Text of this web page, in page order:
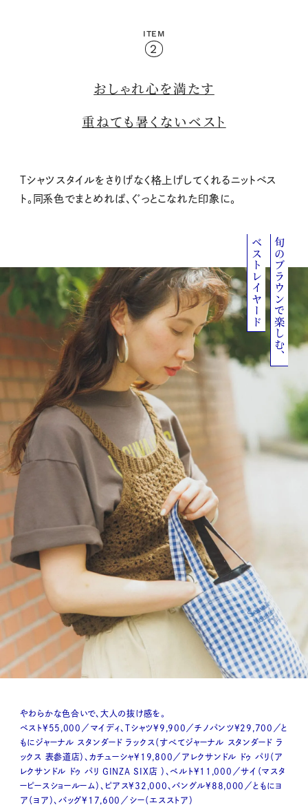
ITEM
2
おしゃれ心を満たす
重ねても暑くないベスト
Tシャツスタイルをさりげなく格上げしてくれるニットベス
ト。同系色でまとめれば、ぐっとこなれた印象に。
旬のブラウンで楽しむ、
ベストレイヤード
やわらかな色合いで、大人の抜け感を。
ベスト¥55,000／マイディ、Tシャツ¥9,900／チノパンツ¥29,700／と
もにジャーナル スタンダード ラックス（すべてジャーナル スタンダード ラ
ックス 表参道店）、カチューシャ¥19,800／アレクサンドル ドゥ パリ（ア
レクサンドル ドゥ パリ GINZA SIX店 ）、ベルト¥11,000／サイ（マスタ
ーピースショールーム）、ピアス¥32,000、バングル¥88,000／ともにヨ
ア（ヨア）、バッグ¥17,600／シー（エスストア）